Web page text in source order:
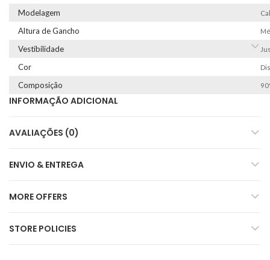
Modelagem
Altura de Gancho
Vestibilidade
Cor
Composição
INFORMAÇÃO ADICIONAL
AVALIAÇÕES (0)
ENVIO & ENTREGA
MORE OFFERS
STORE POLICIES